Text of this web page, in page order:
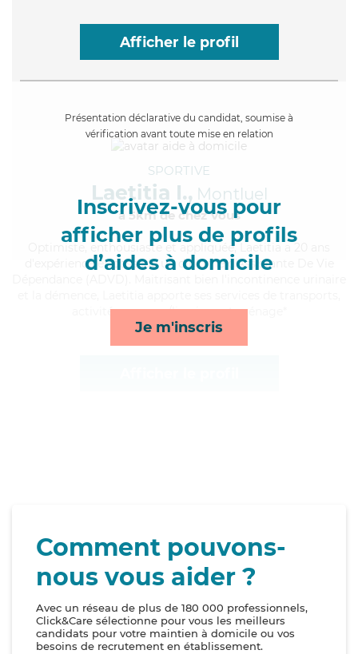
Afficher le profil
Présentation déclarative du candidat, soumise à
vérification avant toute mise en relation
Inscrivez-vous pour
afficher plus de profils
d’aides à domicile
Je m'inscris
SPORTIVE
Laetitia I., Montluel
à 5km de chez Vous
, enthousiaste et appliquée, Laetitia a 20 ans
d'expérience et possède un diplôme d'Assistante De Vie
activités, courses/livraison et ménage*
Comment pouvons-
nous vous aider ?
Avec un réseau de plus de 180 000 professionnels,
Click&Care sélectionne pour vous les meilleurs
candidats pour votre maintien à domicile ou vos
besoins de recrutement en établissement.